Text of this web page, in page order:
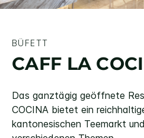
BÜFETT
CAFF LA
Das ganztägig geöffnete
COCINA bietet ein
kantonesischen Teemarkt